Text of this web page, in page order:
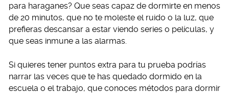
para haraganes? Que seas capaz de dormirte en menos
de 20 minutos, que no te moleste el ruido o la luz, que
prefieras descansar a estar viendo series o películas, y
que seas inmune a las alarmas.
Si quieres tener puntos extra para tu prueba podrías
narrar las veces que te has quedado dormido en la
escuela o el trabajo, que conoces métodos para dormir